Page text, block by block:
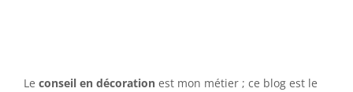
Le conseil en décoration est mon métier ; ce blog est le